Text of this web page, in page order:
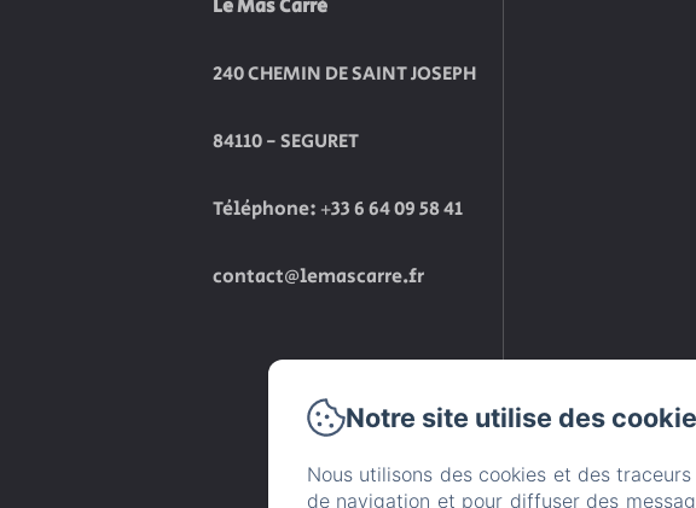
Le Mas Carré
240 CHEMIN DE SAINT JOSEPH
84110 - SEGURET
Téléphone: +33 6 64 09 58 41
contact@lemascarre.fr
Notre site utilise des
Nous utilisons des cookies et des
de navigation et pour diffuser des